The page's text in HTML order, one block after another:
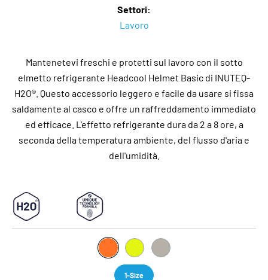
Settori:
Lavoro
Mantenetevi freschi e protetti sul lavoro con il sotto
elmetto refrigerante Headcool Helmet Basic di INUTEQ-
H2O®. Questo accessorio leggero e facile da usare si fissa
saldamente al casco e offre un raffreddamento immediato
ed efficace. L'effetto refrigerante dura da 2 a 8 ore, a
seconda della temperatura ambiente, del flusso d'aria e
dell'umidità.
1-Size